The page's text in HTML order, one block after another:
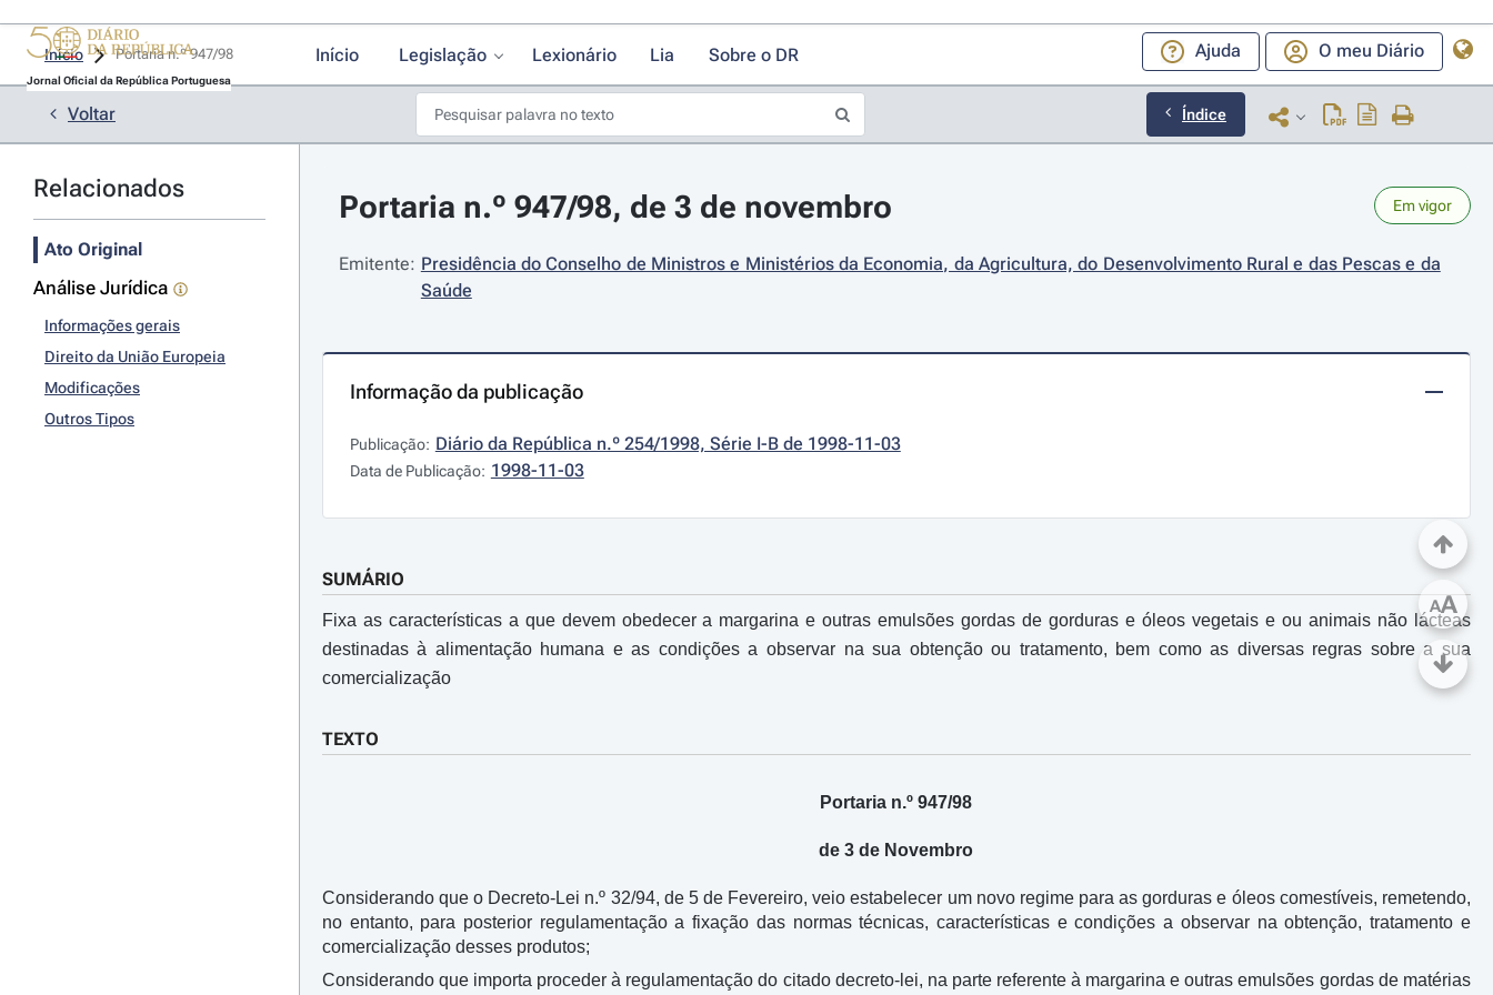
Jornal Oficial da República Portuguesa
Início Legislação Lexionário Lia Sobre o DR Ajuda O meu Diário
Início
Voltar Índice
Relacionados
Ato Original
Análise Jurídica
Informações gerais
Direito da União Europeia
Modificações
Outros Tipos
Portaria n.º 947/98, de 3 de novembro Em vigor
Emitente: Presidência do Conselho de Ministros e Ministérios da Economia, da Agricultura, do Desenvolvimento Rural e das Pescas e da
Saúde
Informação da publicação
Publicação: Diário da República n.º 254/1998, Série I-B de 1998-11-03
Data de Publicação: 1998-11-03
SUMÁRIO
Fixa as características a que devem obedecer a margarina e outras emulsões gordas de gorduras e óleos vegetais e ou animais não lácteas
destinadas à alimentação humana e as condições a observar na sua obtenção ou tratamento, bem como as diversas regras sobre a sua
comercialização
TEXTO
Portaria n.º 947/98
de 3 de Novembro
Considerando que o Decreto-Lei n.º 32/94, de 5 de Fevereiro, veio estabelecer um novo regime para as gorduras e óleos comestíveis, remetendo,
no entanto, para posterior regulamentação a fixação das normas técnicas, características e condições a observar na obtenção, tratamento e
comercialização desses produtos;
Considerando que importa proceder à regulamentação do citado decreto-lei, na parte referente à margarina e outras emulsões gordas de matérias
AA